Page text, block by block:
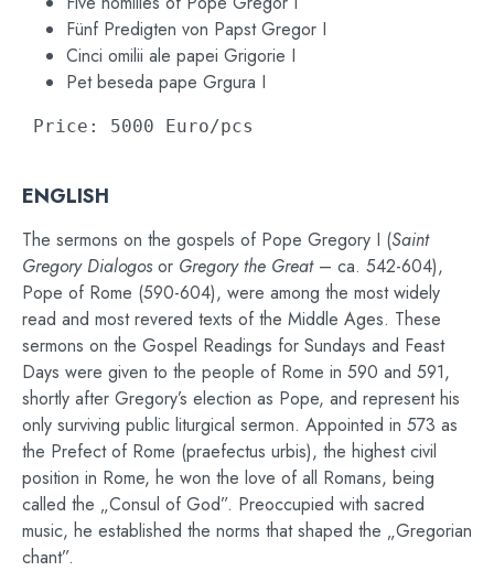
Fünf Predigten von Papst Gregor I
Cinci omilii ale papei Grigorie I
Pet beseda pape Grgura I
Price: 5000 Euro/pcs
ENGLISH
The sermons on the gospels of Pope Gregory I (Saint
Gregory Dialogosor Gregory the Great– ca. 542-604),
Pope of Rome (590-604), were among the most widely
read and most revered texts of the Middle Ages. These
sermons on the Gospel Readings for Sundays and Feast
Days were given to the people of Rome in 590 and 591,
shortly after Gregory’s election as Pope, and represent his
only surviving public liturgical sermon. Appointed in 573 as
the Prefect of Rome (praefectus urbis), the highest civil
position in Rome, he won the love of all Romans, being
called the „Consul of God”. Preoccupied with sacred
music, he established the norms that shaped the „Gregorian
chant”.